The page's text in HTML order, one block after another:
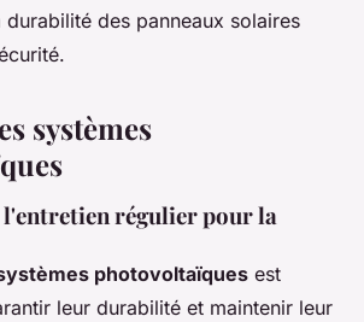
durabilité des panneaux solaires
systèmes
régulier pour la
photovoltaïques est
leur durabilité et maintenir leur